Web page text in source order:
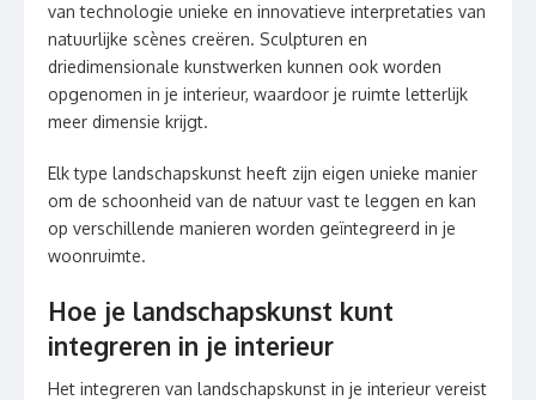
van technologie unieke en innovatieve interpretaties van
natuurlijke scènes creëren. Sculpturen en
driedimensionale kunstwerken kunnen ook worden
opgenomen in je interieur, waardoor je ruimte letterlijk
meer dimensie krijgt.
Elk type landschapskunst heeft zijn eigen unieke manier
om de schoonheid van de natuur vast te leggen en kan
op verschillende manieren worden geïntegreerd in je
woonruimte.
Hoe je landschapskunst kunt
integreren in je interieur
Het integreren van landschapskunst in je interieur vereist